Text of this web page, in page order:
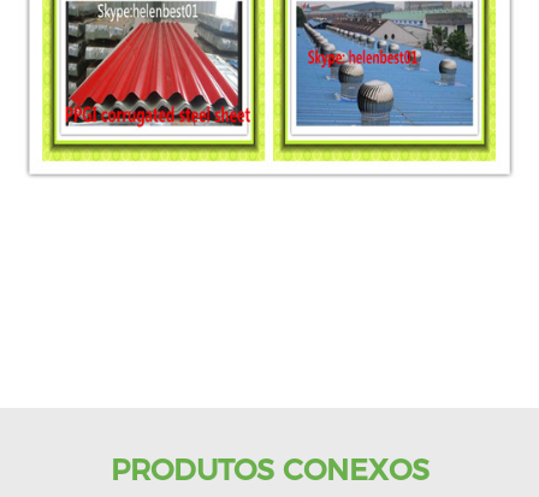
PRODUTOS CONEXOS